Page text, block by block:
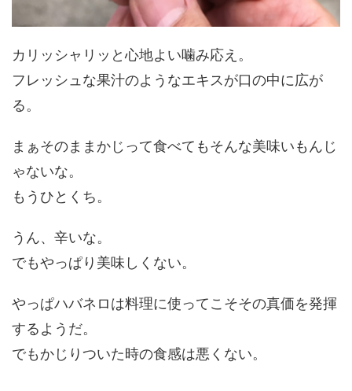
カリッシャリッと心地よい噛み応え。
フレッシュな果汁のようなエキスが口の中に広が
る。
まぁそのままかじって食べてもそんな美味いもんじ
ゃないな。
もうひとくち。
うん、辛いな。
でもやっぱり美味しくない。
やっぱハバネロは料理に使ってこそその真価を発揮
するようだ。
でもかじりついた時の食感は悪くない。